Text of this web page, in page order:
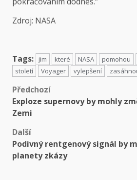
Zdroj: NASA
Tags: jim které NASA pomohou
století
Voyager vylepšení
Předchozí
Exploze supernovy by mohly
Zemi
Další
Podivný rentgenový signál by
planety zkázy